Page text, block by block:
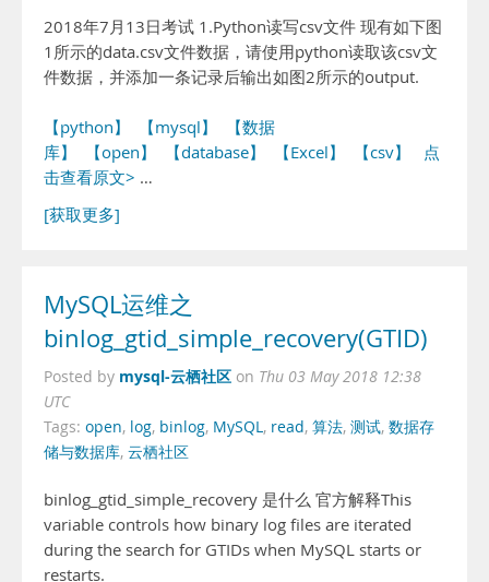
2018年7月13日考试 1.Python读写csv文件 现有如下图
1所示的data.csv文件数据，请使用python读取该csv文
件数据，并添加一条记录后输出如图2所示的output.
【python】 【mysql】
【数据
库】
【open】 【database】 【Excel】 【csv】
点
击查看原文> …
[获取更多]
MySQL运维之
binlog_gtid_simple_recovery(GTID)
Posted by mysql-云栖社区 on Thu 03 May 2018 12:38
UTC
Tags: open, log, binlog, MySQL, read, 算法, 测试, 数据存
储与数据库, 云栖社区
binlog_gtid_simple_recovery 是什么 官方解释This
variable controls how binary log files are iterated
during the search for GTIDs when MySQL starts or
restarts.